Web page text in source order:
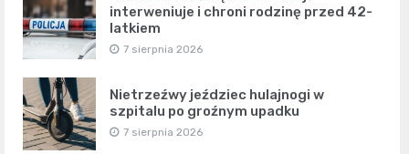
interweniuje i chroni rodzinę przed 42-
latkiem
7 sierpnia 2026
Nietrzeźwy jeździec hulajnogi w
szpitalu po groźnym upadku
7 sierpnia 2026